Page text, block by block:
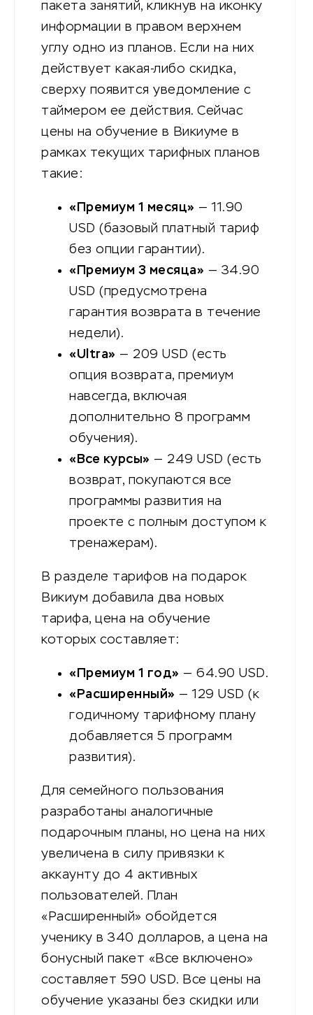
пакета занятий, кликнув на иконку
информации в правом верхнем
углу одно из планов. Если на них
действует какая-либо скидка,
сверху появится уведомление с
таймером ее действия. Сейчас
цены на обучение в Викиуме в
рамках текущих тарифных планов
такие:
«Премиум 1 месяц» — 11.90
USD (базовый платный тариф
без опции гарантии).
«Премиум 3 месяца» — 34.90
USD (предусмотрена
гарантия возврата в течение
недели).
«Ultra» — 209 USD (есть
опция возврата, премиум
навсегда, включая
дополнительно 8 программ
обучения).
«Все курсы» — 249 USD (есть
возврат, покупаются все
программы развития на
проекте с полным доступом к
тренажерам).
В разделе тарифов на подарок
Викиум добавила два новых
тарифа, цена на обучение
которых составляет:
«Премиум 1 год» — 64.90 USD.
«Расширенный» — 129 USD (к
годичному тарифному плану
добавляется 5 программ
развития).
Для семейного пользования
разработаны аналогичные
подарочным планы, но цена на них
увеличена в силу привязки к
аккаунту до 4 активных
пользователей. План
«Расширенный» обойдется
ученику в 340 долларов, а цена на
бонусный пакет «Все включено»
составляет 590 USD. Все цены на
обучение указаны без скидки или